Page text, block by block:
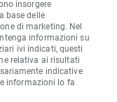
insorgere
base delle
di marketing. Nel
informazioni su
ivi indicati, questi
relativa ai risultati
indicative
informazioni lo fa